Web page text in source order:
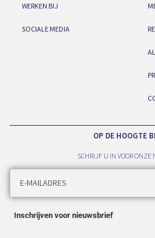
WERKEN BIJ
SOCIALE MEDIA
OP DE HOOGTE
SCHRIJF U IN VOOR ONZE
Inschrijven voor nieuwsbrief